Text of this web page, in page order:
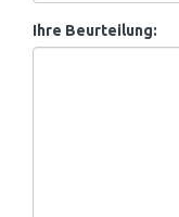
Ihre Beurteilung: